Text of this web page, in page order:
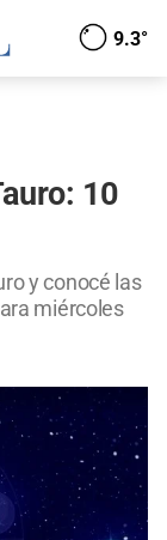
9.3°
10
y conocé las
miércoles